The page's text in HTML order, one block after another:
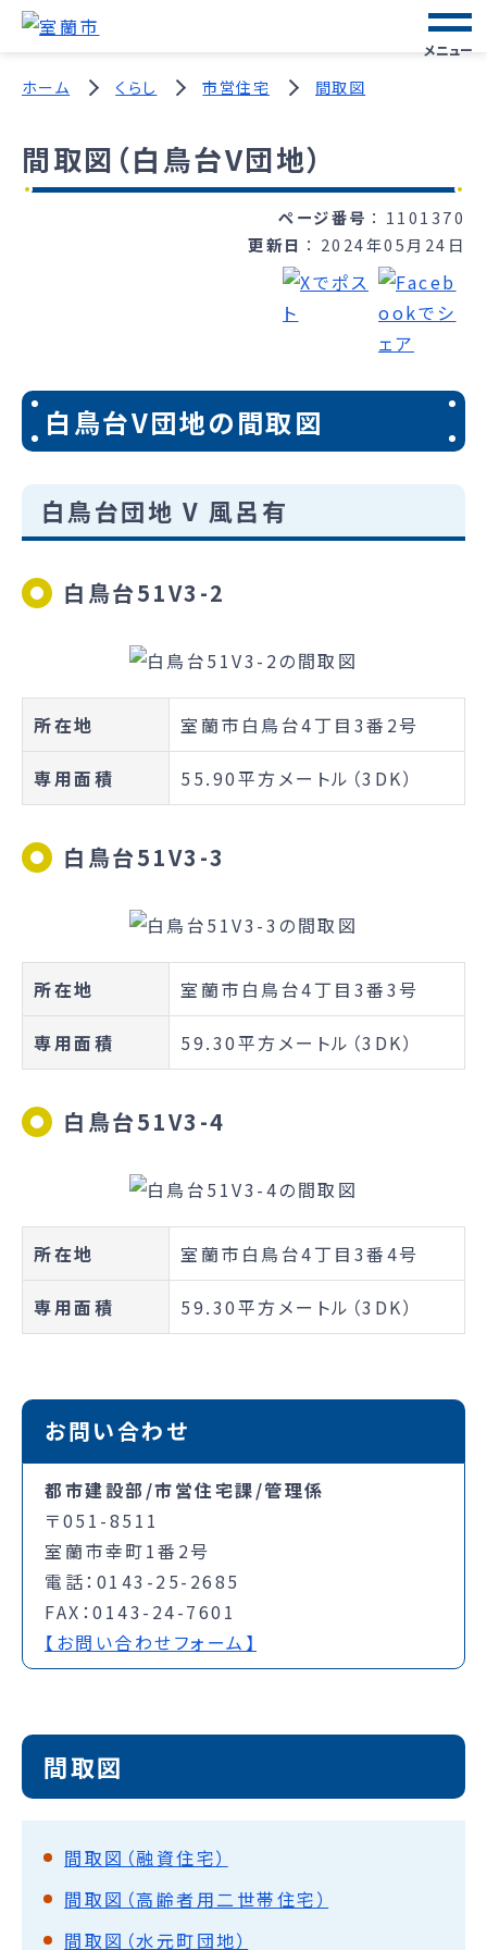
メニュー
ホーム くらし 市営住宅 間取図
間取図（白鳥台V団地）
ページ番号
1101370
更新日
2024年05月24日
白鳥台V団地の間取図
白鳥台団地 V 風呂有
白鳥台51V3-2
所在地 室蘭市白鳥台4丁目3番2号
専用面積 55.90平方メートル（3DK）
白鳥台51V3-3
所在地 室蘭市白鳥台4丁目3番3号
専用面積 59.30平方メートル（3DK）
白鳥台51V3-4
所在地 室蘭市白鳥台4丁目3番4号
専用面積 59.30平方メートル（3DK）
お問い合わせ
都市建設部/市営住宅課/管理係
〒051-8511
室蘭市幸町1番2号
電話：0143-25-2685
FAX：0143-24-7601
【お問い合わせフォーム】
間取図
間取図（融資住宅）
間取図（高齢者用二世帯住宅）
間取図（水元町団地）